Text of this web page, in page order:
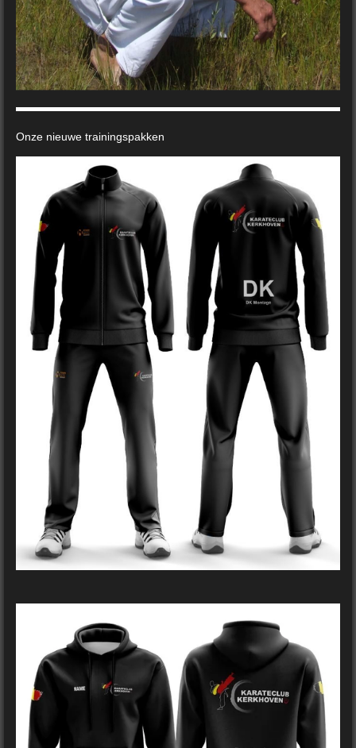
Onze nieuwe trainingspakken